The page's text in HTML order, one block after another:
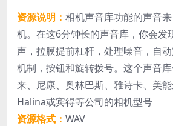
资源说明： 相机声音库功能的声音
机。在这6分钟长的声音库，你会发
声，拉膜提前杠杆，处理噪音，自
机制，按钮和旋转拨号。这个声音
来、尼康、奥林巴斯、雅诗卡、美能
Halina或宾得等公司的相机型号
资源格式： WAV